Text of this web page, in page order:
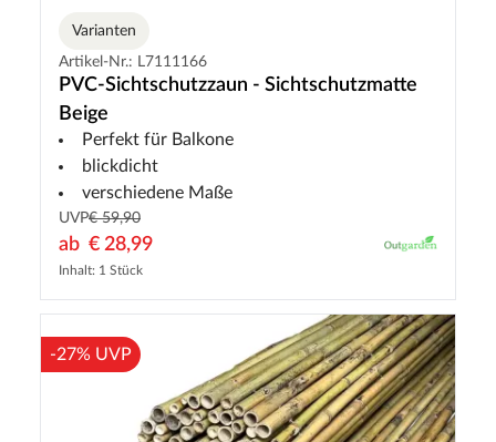
Varianten
Artikel-Nr.: L7111166
PVC-Sichtschutzzaun - Sichtschutzmatte
Beige
Perfekt für Balkone
blickdicht
verschiedene Maße
UVP€ 59,90
ab € 28,99
Inhalt: 1 Stück
-27% UVP